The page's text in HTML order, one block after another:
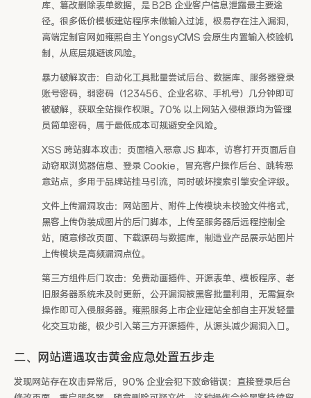
库、篡改删除表单数据，是 B2B 企业客户信息泄露最主要途
径。很多低价模板建站程序未做输入过滤，极易存在注入漏洞，
高端定制官网如雍熙自主 YongsyCMS 会原生内置输入校验机
制，从底层规避该风险。
暴力破解攻击：自动化工具批量尝试后台、数据库、服务器登录
账号密码，弱密码（123456、企业名称、手机号）几分钟即可
被破解，获取全站操作权限。70% 以上网站入侵根源均为管理
员简单密码，属于最低成本可规避安全风险。
XSS 跨站脚本攻击：页面植入恶意 JS 脚本，访客打开页面后自
动窃取浏览器信息、登录 Cookie，冒充客户操作后台、跳转恶
意站点，多用于品牌站挂马引流，同时破坏搜索引擎安全评级。
文件上传漏洞攻击：网站图片、附件上传模块未校验文件格式，
黑客上传伪装成图片的后门脚本，上传至服务器后远程控制全
站，随意修改页面、下载源码与数据库，制造业产品展示站图片
上传模块是高频漏洞点位。
第三方组件后门攻击：免费动画插件、开源表单、模板程序、老
旧服务器系统未及时更新，公开漏洞被黑客批量利用，无需复杂
操作即可入侵服务器。雍熙服务上市企业建站全部自主开发轻量
化交互功能，极少引入第三方开源插件，从源头减少漏洞入口。
二、网站遭遇攻击黄金应急处置五步走
发现网站存在攻击异常后，90% 企业会犯下致命错误：直接登录后台